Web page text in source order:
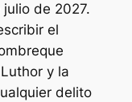
de 2027.
el
que
y la
delito